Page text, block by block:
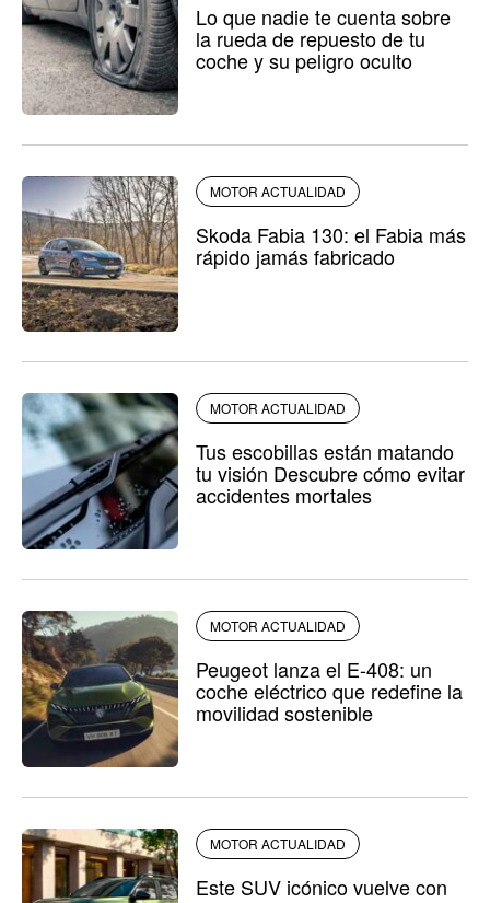
Lo que nadie te cuenta sobre
la rueda de repuesto de tu
coche y su peligro oculto
MOTOR ACTUALIDAD
Skoda Fabia 130: el Fabia más
rápido jamás fabricado
MOTOR ACTUALIDAD
Tus escobillas están matando
tu visión Descubre cómo evitar
accidentes mortales
MOTOR ACTUALIDAD
Peugeot lanza el E-408: un
coche eléctrico que redefine la
movilidad sostenible
MOTOR ACTUALIDAD
Este SUV icónico vuelve con